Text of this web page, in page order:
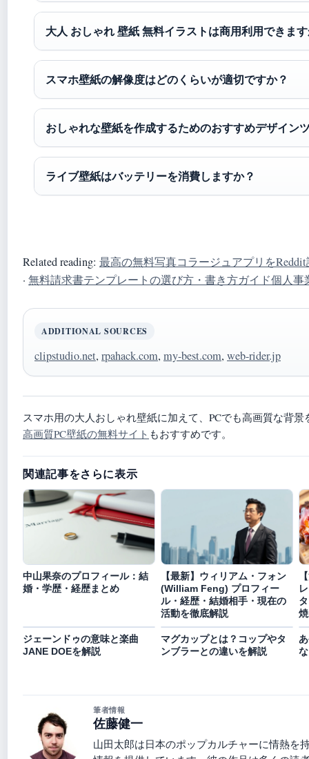
大人 おしゃれ 壁紙 無料イラストは商用利用できま
スマホ壁紙の解像度はどのくらいが適切ですか？
おしゃれな壁紙を作成するためのおすすめデザイン
ライブ壁紙はバッテリーを消費しますか？
Related reading: 最高の無料写真コラージュアプリを
· 無料請求書テンプレートの選び方・書き方ガイド個人事
ADDITIONAL SOURCES
clipstudio.net, rpahack.com, my-best.com, web-rider.jp
スマホ用の大人おしゃれ壁紙に加えて、PCでも高画質な背
高画質PC壁紙の無料サイト もおすすめです。
関連記事をさらに表示
中山果奈のプロフィール：結
婚・学歴・経歴まとめ
【最新】ウィリアム・フォン
(William Feng) プロフィー
ル・経歴・結婚相手・現在の
活動を徹底解説
ジェーンドゥの意味と楽曲
JANE DOEを解説
マグカップとは？コップやタ
ンブラーとの違いを解説
筆者情報
佐藤健一
山田太郎は日本のポップカルチャーに情熱を